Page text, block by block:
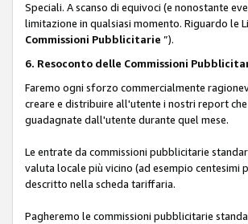
Speciali. A scanso di equivoci (e nonostante
limitazione in qualsiasi momento. Riguardo le
Commissioni Pubblicitarie ”).
6. Resoconto delle Commissioni
Faremo ogni sforzo commercialmente
creare e distribuire all'utente i nostri report
guadagnate dall'utente durante quel mese.
Le entrate da commissioni pubblicitarie
valuta locale più vicino (ad esempio
descritto nella scheda tariffaria.
Pagheremo le commissioni pubblicitarie